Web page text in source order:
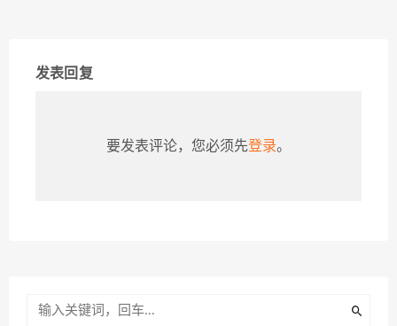
发表回复
要发表评论，您必须先登录。